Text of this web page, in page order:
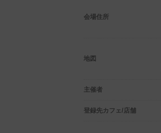
会場住所
地図
主催者
登録先カフェ/店舗